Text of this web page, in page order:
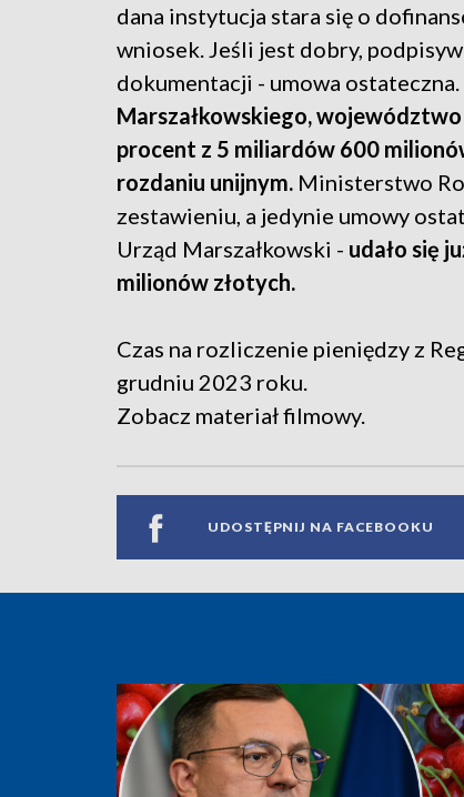
dana instytucja stara się o
wniosek. Jeśli jest dobry,
dokumentacji - umowa ostateczna.
Marszałkowskiego,
procent z 5 miliardów 600
rozdaniu unijnym. Ministerstwo
zestawieniu, a jedynie umowy
Urząd Marszałkowski - udało się
milionów złotych.
Czas na rozliczenie pieniędzy z
grudniu 2023 roku.
Zobacz materiał filmowy.
UDOSTĘPNIJ NA FACEBOOKU